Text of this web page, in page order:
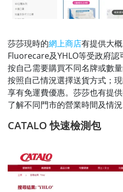
莎莎現時的網上商店有提供大
Fluorecare及YHLO等受政府
按自己需要購買不同名牌或數
按照自己情況選擇送貨方式；
享有免運費優惠。莎莎也有提
了解不同門市的營業時間及情況
CATALO 快速檢測包